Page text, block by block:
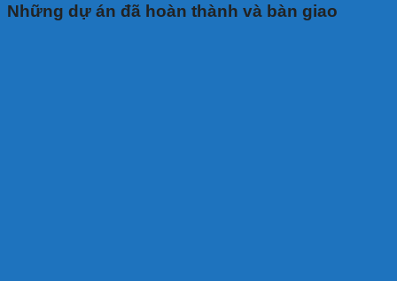
Những dự án đã hoàn thành và bàn giao